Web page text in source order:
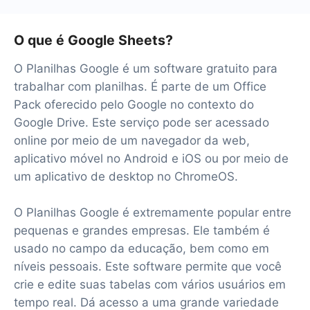
O que é Google Sheets?
O Planilhas Google é um software gratuito para
trabalhar com planilhas. É parte de um Office
Pack oferecido pelo Google no contexto do
Google Drive. Este serviço pode ser acessado
online por meio de um navegador da web,
aplicativo móvel no Android e iOS ou por meio de
um aplicativo de desktop no ChromeOS.
O Planilhas Google é extremamente popular entre
pequenas e grandes empresas. Ele também é
usado no campo da educação, bem como em
níveis pessoais. Este software permite que você
crie e edite suas tabelas com vários usuários em
tempo real. Dá acesso a uma grande variedade